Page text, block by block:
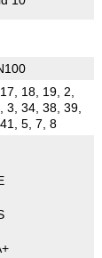
18, 19, 2,
3, 34, 38, 39,
5, 7, 8